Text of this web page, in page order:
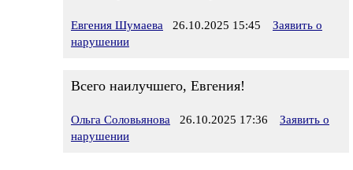
Евгения Шумаева 26.10.2025 15:45
Заявить о
нарушении
Всего наилучшего, Евгения!
Ольга Соловьянова 26.10.2025 17:36
Заявить о
нарушении